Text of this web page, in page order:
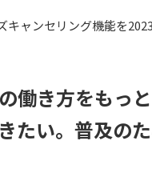
ャンセリング機能を
働き方をもっ
たい。普及の